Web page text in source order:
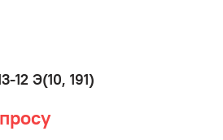
12 Э(10, 191)